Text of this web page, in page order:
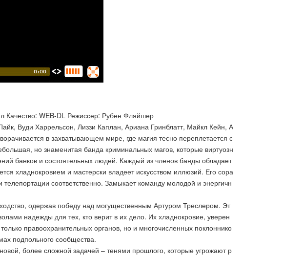
WEB-DL Режиссер: Рубен Фляйшер
Вуди Харрельсон, Лиззи Каплан, Ариана Гринблатт, Майкл Кейн, А
в захватывающем мире, где магия тесно переплетается с
но знаменитая банда криминальных магов, которые виртуозн
банков и состоятельных людей. Каждый из членов банды обладает
хладнокровием и мастерски владеет искусством иллюзий. Его сора
соответственно. Замыкает команду молодой и энергичн
одержав победу над могущественным Артуром Треслером. Эт
надежды для тех, кто верит в их дело. Их хладнокровие, уверен
правоохранительных органов, но и многочисленных поклоннико
подпольного сообщества.
более сложной задачей – тенями прошлого, которые угрожают р